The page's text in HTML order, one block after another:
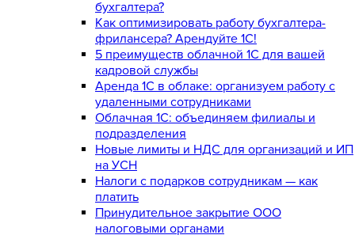
бухгалтера?
Как оптимизировать работу бухгалтера-
фрилансера? Арендуйте 1С!
5 преимуществ облачной 1С для вашей
кадровой службы
Аренда 1С в облаке: организуем работу с
удаленными сотрудниками
Облачная 1С: объединяем филиалы и
подразделения
Новые лимиты и НДС для организаций и ИП
на УСН
Налоги с подарков сотрудникам — как
платить
Принудительное закрытие ООО
налоговыми органами